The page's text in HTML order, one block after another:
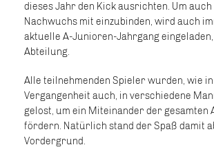
dieses Jahr den Kick ausrichten. Um
Nachwuchs mit einzubinden, wird auch
aktuelle A-Junioren-Jahrgang
Abteilung.
Alle teilnehmenden Spieler wurden, wie
Vergangenheit auch, in verschiedene
gelost, um ein Miteinander der gesamten
fördern. Natürlich stand der Spaß damit
Vordergrund.